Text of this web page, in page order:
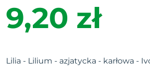
9,20 zł
Lilia - Lilium - azjatycka - karłowa -